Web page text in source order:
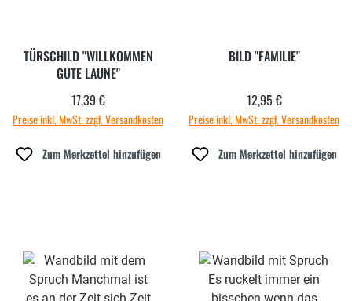
TÜRSCHILD "WILLKOMMEN
GUTE LAUNE"
Regulärer Preis:
17,39 €
Preise inkl. MwSt. zzgl. Versandkosten
Zum Merkzettel hinzufügen
BILD "FAMILIE"
Regulärer Preis:
12,95 €
Preise inkl. MwSt. zzgl. Versandkosten
Zum Merkzettel hinzufügen